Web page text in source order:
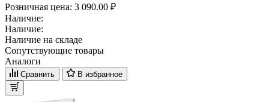
Розничная цена: 3 090.00 ₽
Наличие:
Наличие:
Наличие на складе
Сопутствующие товары
Аналоги
Сравнить В избранное